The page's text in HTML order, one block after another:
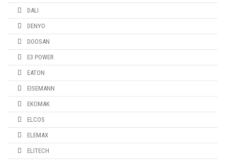
DALI
DENYO
DOOSAN
E3 POWER
EATON
EISEMANN
EKOMAK
ELCOS
ELEMAX
ELITECH